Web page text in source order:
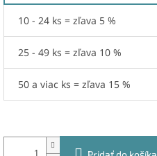
10 - 24 ks = zľava 5 %
25 - 49 ks = zľava 10 %
50 a viac ks = zľava 15 %